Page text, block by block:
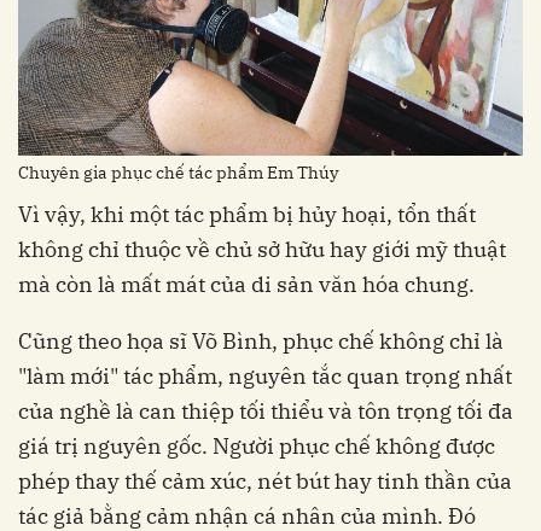
Chuyên gia phục chế tác phẩm Em Thúy
Vì vậy, khi một tác phẩm bị hủy hoại, tổn thất
không chỉ thuộc về chủ sở hữu hay giới mỹ thuật
mà còn là mất mát của di sản văn hóa chung.
Cũng theo họa sĩ Võ Bình, phục chế không chỉ là
"làm mới" tác phẩm, nguyên tắc quan trọng nhất
của nghề là can thiệp tối thiểu và tôn trọng tối đa
giá trị nguyên gốc. Người phục chế không được
phép thay thế cảm xúc, nét bút hay tinh thần của
tác giả bằng cảm nhận cá nhân của mình. Đó